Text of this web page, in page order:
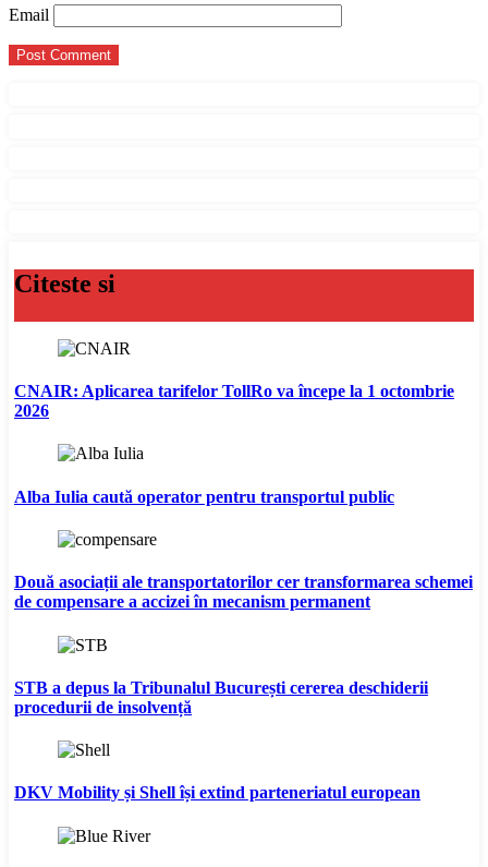
Email
Citeste si
CNAIR: Aplicarea tarifelor TollRo va începe la 1 octombrie
2026
Alba Iulia caută operator pentru transportul public
Două asociații ale transportatorilor cer transformarea schemei
de compensare a accizei în mecanism permanent
STB a depus la Tribunalul București cererea deschiderii
procedurii de insolvență
DKV Mobility și Shell își extind parteneriatul european